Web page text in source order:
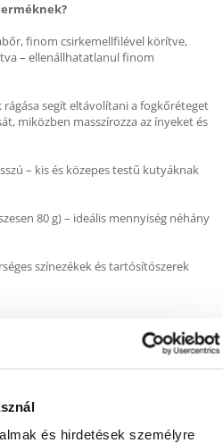
és hirdetések személyre
finom csirkemellfilével körítve,
– ellenállhatatlanul finom
rágása segít eltávolítani a fogkőréteget
miközben masszírozza az ínyeket és
– kis és közepes testű kutyáknak
80 g) – ideális mennyiség néhány
színezékek és tartósítószerek
(16%), kukoricakeményítő, glicerin,